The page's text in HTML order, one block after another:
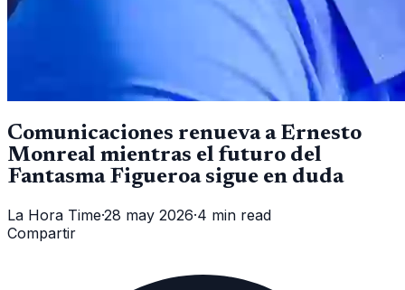
Comunicaciones renueva a Ernesto
Monreal mientras el futuro del
Fantasma Figueroa sigue en duda
La Hora Time·28 may 2026·4 min read
Compartir